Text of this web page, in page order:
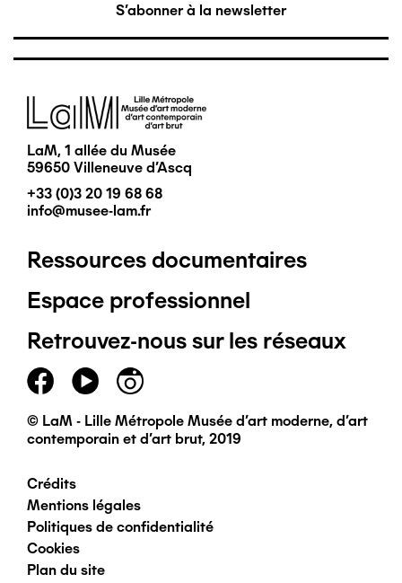
S'abonner à la newsletter
Image
LaM, 1 allée du Musée
59650 Villeneuve d'Ascq
+33 (0)3 20 19 68 68
info@musee-lam.fr
Pied
de
page
principal
Ressources documentaires
Espace professionnel
Retrouvez-nous sur les réseaux
© LaM - Lille Métropole Musée d'art moderne, d'art
contemporain et d'art brut, 2019
Pied
de
Crédits
Mentions légales
Politiques de confidentialité
Cookies
Plan du site